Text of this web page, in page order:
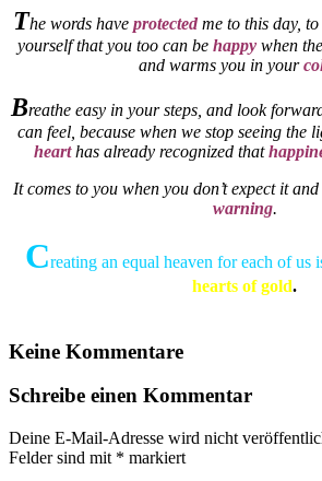
The words have protected me to this day, to
yourself that you too can be happywhen the
and warms you in your
Breathe easy in your steps, and look
can feel, because when we stop seeing the
hearthas already recognized that
It comes to you when you don’t expect it
warning.
Creating an equal heaven for each of us
hearts of gold.
Keine Kommentare
Schreibe einen Kommentar
Deine E-Mail-Adresse wird nicht
Felder sind mit * markiert